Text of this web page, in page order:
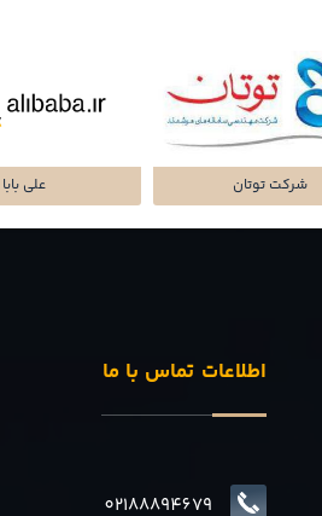
پلتفرم میاره شرکت سرمایه گذاری
اطلاعات تماس با ما
02188894679